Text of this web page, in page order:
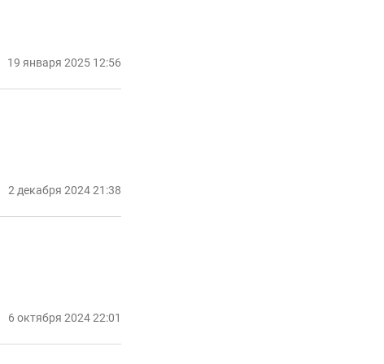
19 января 2025 12:56
2 декабря 2024 21:38
6 октября 2024 22:01